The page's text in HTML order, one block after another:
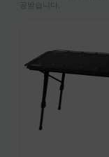
공받습니다.